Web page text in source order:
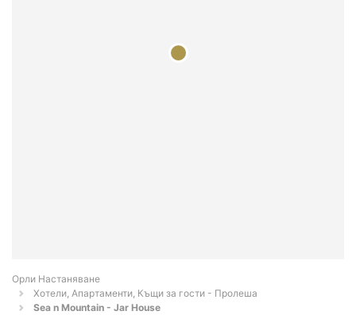
Орли Настаняване
Хотели, Апартаменти, Къщи за гости - Пролеша
Sea n Mountain - Jar House